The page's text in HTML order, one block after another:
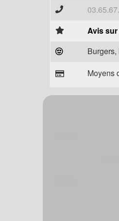
Avis
Moyens